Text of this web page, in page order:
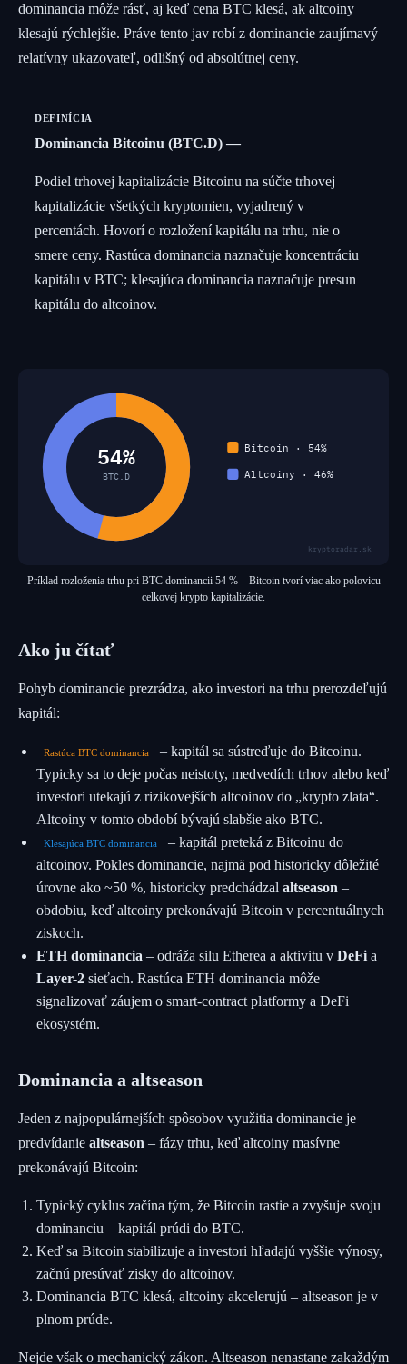
dominancia môže rásť, aj keď cena BTC klesá, ak altcoiny
klesajú rýchlejšie. Práve tento jav robí z dominancie zaujímavý
relatívny ukazovateľ, odlišný od absolútnej ceny.
DEFINÍCIA
Dominancia Bitcoinu (BTC.D)
Podiel trhovej kapitalizácie Bitcoinu na súčte trhovej
kapitalizácie všetkých kryptomien, vyjadrený v
percentách. Hovorí o rozložení kapitálu na trhu, nie o
smere ceny. Rastúca dominancia naznačuje koncentráciu
kapitálu v BTC; klesajúca dominancia naznačuje presun
kapitálu do altcoinov.
54%
BTC.D
Bitcoin · 54%
Altcoiny · 46%
kryptoradar.sk
Príklad rozloženia trhu pri BTC dominancii 54 % – Bitcoin tvorí viac ako polovicu
celkovej krypto kapitalizácie.
Ako ju čítať
Pohyb dominancie prezrádza, ako investori na trhu prerozdeľujú
kapitál:
Rastúca BTC dominancia
– kapitál sa sústreďuje do Bitcoinu.
Typicky sa to deje počas neistoty, medvedích trhov alebo keď
investori utekajú z rizikovejších altcoinov do „krypto zlata“.
Altcoiny v tomto období bývajú slabšie ako BTC.
Klesajúca BTC dominancia
– kapitál preteká z Bitcoinu do
altcoinov. Pokles dominancie, najmä pod historicky dôležité
úrovne ako ~50 %, historicky predchádzal altseason –
obdobiu, keď altcoiny prekonávajú Bitcoin v percentuálnych
ziskoch.
ETH dominancia – odráža silu Etherea a aktivitu v DeFi a
Layer-2 sieťach. Rastúca ETH dominancia môže
signalizovať záujem o smart-contract platformy a DeFi
ekosystém.
Dominancia a altseason
Jeden z najpopulárnejších spôsobov využitia dominancie je
predvídanie altseason – fázy trhu, keď altcoiny masívne
prekonávajú Bitcoin:
Typický cyklus začína tým, že Bitcoin rastie a zvyšuje svoju
dominanciu – kapitál prúdi do BTC.
Keď sa Bitcoin stabilizuje a investori hľadajú vyššie výnosy,
začnú presúvať zisky do altcoinov.
Dominancia BTC klesá, altcoiny akcelerujú – altseason je v
plnom prúde.
Nejde však o mechanický zákon. Altseason nenastane zakaždým